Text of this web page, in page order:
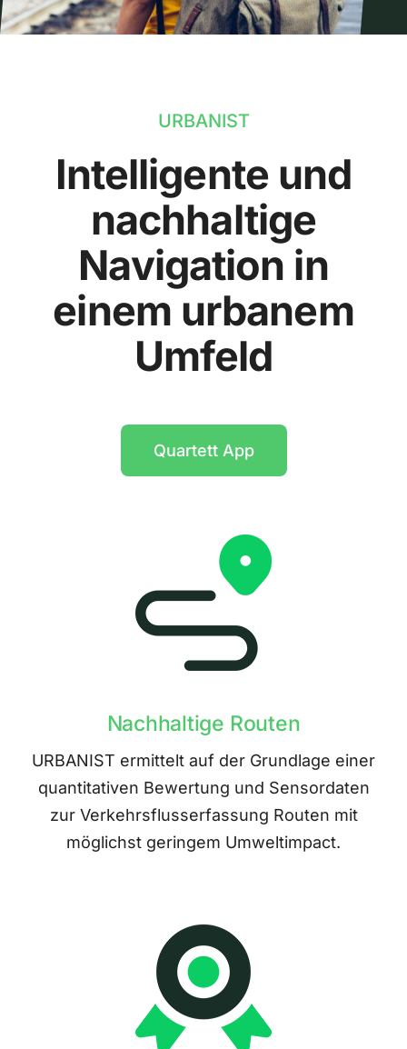
URBANIST
Intelligente und
nachhaltige
Navigation in
einem urbanem
Umfeld
Quartett App
Nachhaltige Routen
URBANIST ermittelt auf der Grundlage einer
quantitativen Bewertung und Sensordaten
zur Verkehrsflusserfassung Routen mit
möglichst geringem Umweltimpact.